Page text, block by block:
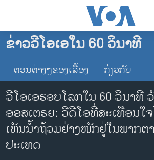
ເຂົ້າ
ຂ້າມ
ຂ້າມ
ໄປ
ຫາ
ຊອກ
ຄົ້ນ
ໂຮມເພຈ
ລາວ
ອາເມຣິກາ
ການເລືອກຕັ້ງ ປະທານາທີບໍດີ ສະຫະລັດ 2024
ຂ່າວ​ຈີນ
ໂລກ
ຂ່າວວີໂອເອໃນ 60 ວິນາທີ
ຕອນຕ່າງໆຂອງເລື້ອງ ກ່ຽວກັບ
ວີໂອເອຮອບໂລກໃນ 60 ວິນາທີ
ອອສເຕຣຍ: ວີດີໂອທີ່ສະເທືອນໃ
ເຫັນນ້ຳຖ້ວມຢ່າງໜັກຢູ່ໃນພາກຕ
ປະເທດ